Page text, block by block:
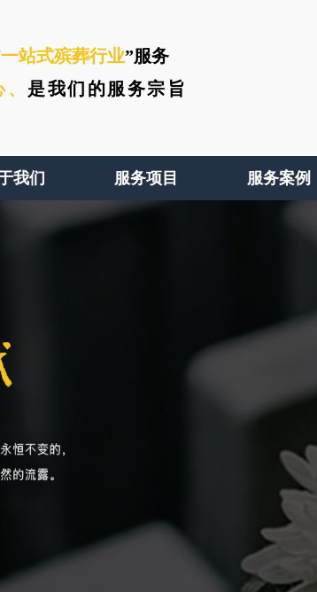
一站式殡葬行业”服务
是我们的服务宗旨
我们 服务项目 服务案例